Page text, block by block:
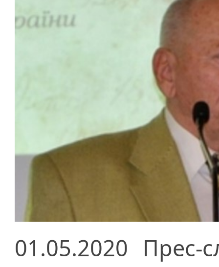
01.05.2020 Прес-